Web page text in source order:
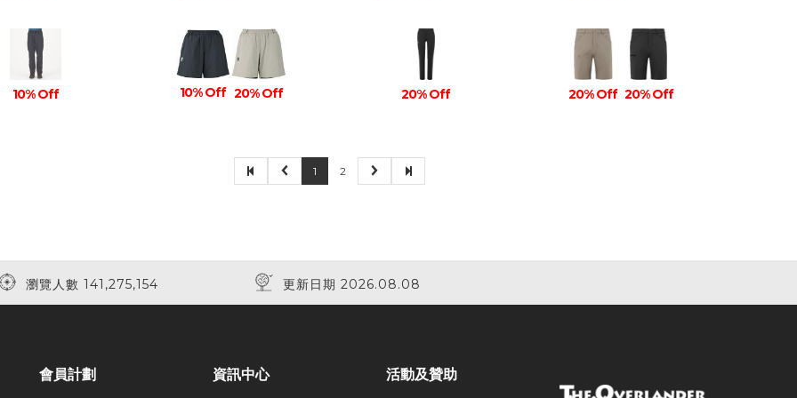
10% Off 10% Off 20% Off 20% Off 20% Off 20% Off
1 2
瀏覽人數 141,275,154 更新日期 2026.08.08
會員計劃 資訊中心 活動及贊助